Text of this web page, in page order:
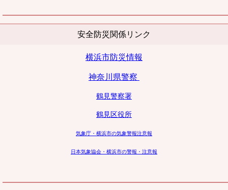
安全防災関係リンク
横浜市防災情報
神奈川県警察
鶴見警察署
鶴見区役所
気象庁・横浜市の気象警報注意報
日本気象協会・横浜市の警報・注意報